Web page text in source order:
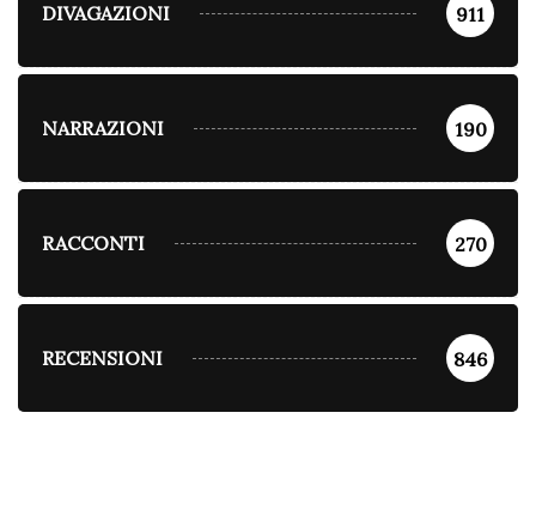
DIVAGAZIONI 911
NARRAZIONI 190
RACCONTI 270
RECENSIONI 846